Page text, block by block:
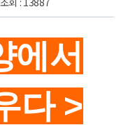
에서
다 >